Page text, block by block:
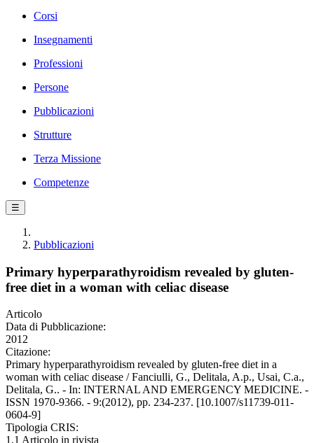
Corsi
Insegnamenti
Professioni
Persone
Pubblicazioni
Strutture
Terza Missione
Competenze
☰
Pubblicazioni
Primary hyperparathyroidism revealed by gluten-
free diet in a woman with celiac disease
Articolo
Data di Pubblicazione:
2012
Citazione:
Primary hyperparathyroidism revealed by gluten-free diet in a
woman with celiac disease / Fanciulli, G., Delitala, A.p., Usai, C.a.,
Delitala, G.. - In: INTERNAL AND EMERGENCY MEDICINE. -
ISSN 1970-9366. - 9:(2012), pp. 234-237. [10.1007/s11739-011-
0604-9]
Tipologia CRIS:
1.1 Articolo in rivista